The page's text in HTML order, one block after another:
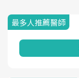
最多人推薦醫師